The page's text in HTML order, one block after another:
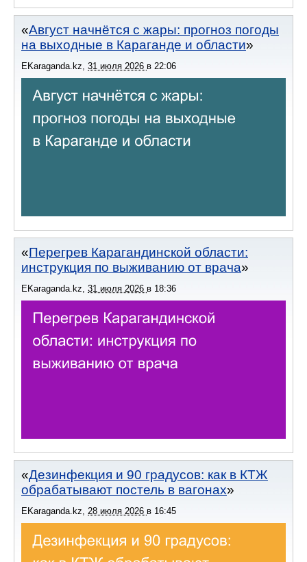
Август начнётся с жары: прогноз погоды
на выходные в Караганде и области
EKaraganda.kz, 31 июля 2026 в 22:06
Перегрев Карагандинской области:
инструкция по выживанию от врача
EKaraganda.kz, 31 июля 2026 в 18:36
Дезинфекция и 90 градусов: как в КТЖ
обрабатывают постель в вагонах
EKaraganda.kz 28 июля 2026 в 16:45